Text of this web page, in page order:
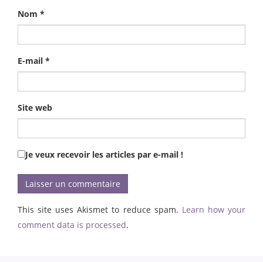
Nom *
E-mail *
Site web
Je veux recevoir les articles par e-mail !
This site uses Akismet to reduce spam. Learn how your
comment data is processed.